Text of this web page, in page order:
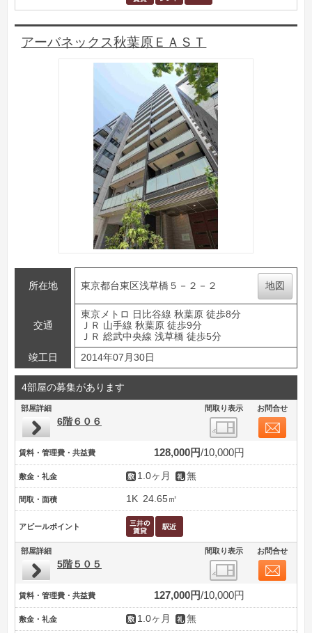
アーバネックス秋葉原ＥＡＳＴ
所在地 東京都台東区浅草橋５－２－２ 地図
交通
東京メトロ 日比谷線 秋葉原 徒歩8分
ＪＲ 山手線 秋葉原 徒歩9分
ＪＲ 総武中央線 浅草橋 徒歩5分
竣工日
2014年07月30日
4部屋の募集があります
部屋詳細 間取り表示 お問合せ
6階６０６
賃料・管理費・共益費 128,000円 10,000円
敷金・礼金 1.0ヶ月 無
間取・面積 1K 24.65㎡
アピールポイント
部屋詳細 間取り表示 お問合せ
5階５０５
賃料・管理費・共益費 127,000円 10,000円
敷金・礼金 1.0ヶ月 無